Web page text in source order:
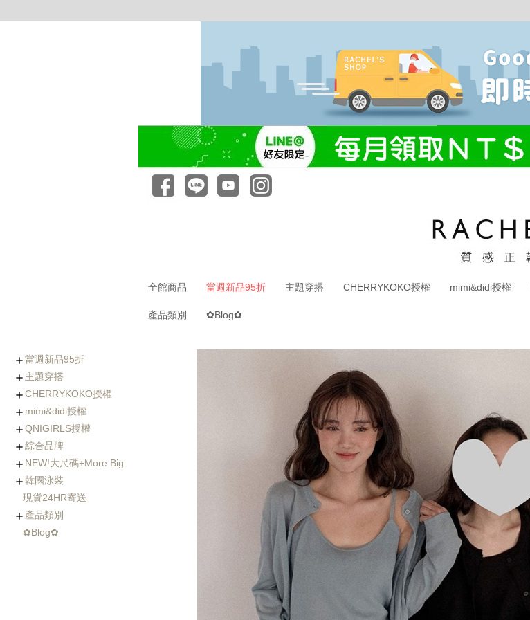
全館商品 當週新品95折 主題穿搭 CHERRYKOKO授權 mimi&didi授權
產品類別 ✿Blog✿
當週新品95折
0730-0805新品
(7/30~8/5優惠95折)
0723-0729新品
0716-0722新品
0702-0708新品
主題穿搭
Chic x Slim｜逆天長腿
西裝褲特蒐
化身金秘書｜OL上衣穿
搭特輯
婚禮不失禮｜穿出好人
緣的優雅穿搭
小隻女專屬長褲｜再也
不用改褲長了！
徹底擊中他的心｜約會
穿搭必勝術
穿出時髦與優雅｜時尚
風衣特輯
寒流我不怕｜時髦保暖
外套特蒐
羊毛大衣
手工羊毛大衣
羽絨外套/鋪棉外套
毛衣外套
其它款式外套
海島假期必備｜渡假風
單品一次打包
棉花糖女孩の顯瘦絕招
Basic Wear｜365天天
都好搭！
穿過回不去的褲子
社團人氣款
Rachel's World直播間
名人推薦
人氣部落客Chiao推薦
年代新聞主播著用款
CHERRYKOKO授權
+ Made koko
+ Basic基礎內搭
+ Top上衣類
+ Outer外套類
+ Onepeice洋裝類
+ Skirt裙子類
+ Pants褲子類
+ Jeans單寧類
+ Acc配件類
+ Bag&Shoes包款&鞋
類
+ Summer Look
mimi&didi授權
+ Basic基礎內搭
+ Top上衣類
+ Outer外套類
+ Onepiece洋裝類
+ Skirt裙子類
+ Pants褲子類
+ Jeans單寧類
+ Acc配件類
+ Bag&Shoes包款&鞋
類
+ Homewear家居服飾
+ Summer Look
QNIGIRLS授權
+ QNIMADE
+ 155JEANS
+5cm加長版
+ Basic基礎內搭
+ Top上衣類
+ Outer外套類
+ Onepiece洋裝類
+ Skirt裙子類
+ Pants褲子類
+ Jeans單寧類
+ Acc配件類
+ Bags&Shoes包款&鞋
類
綜合品牌
+ Basic基礎內搭
+ Top上衣類
+ Outer外套類
+ Onepeice洋裝類
+ Skirt裙子類
+ Pants褲子類
+ Jeans單寧類
+ Bag&Shoes包款&鞋
類
+ Acc配件類
+ Summer Look
+ Fitnese Wear +
NEW!大尺碼+More Big
+ Top大尺碼上衣
+ Dress大尺碼洋裝
+ Ouetr大尺碼外套
+ Bottom大尺碼下身
韓國泳裝
連身泳裝
兩件式比基尼
三&四件式比基尼
大尺碼泳衣
防曬衣rash guard
玩水配件
現貨24HR寄送
產品類別
Basic基礎內搭
Top上衣類
Outer外套類
Skirt裙類
Pants褲類
Onepiece洋裝類
Acc配件類
Shoes鞋類
Bag包類
Homewear家居服飾
FitnessWear
✿Blog✿